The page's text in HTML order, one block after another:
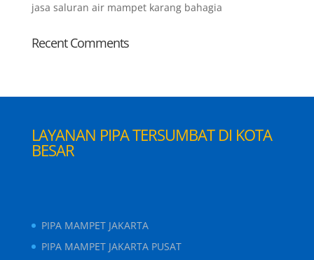
jasa saluran air mampet karang bahagia
Recent Comments
LAYANAN PIPA TERSUMBAT DI KOTA
BESAR
PIPA MAMPET JAKARTA
PIPA MAMPET JAKARTA PUSAT